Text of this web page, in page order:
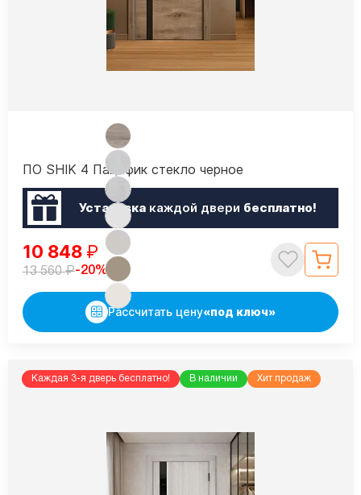
ПО SHIK 4 Пацифик стекло черное
Установкакаждой двери бесплатно!
10 848 ₽
13 560₽-20%
Рассчитать цену«под ключ»
Каждая 3-я дверь бесплатно! В наличии Хит продаж